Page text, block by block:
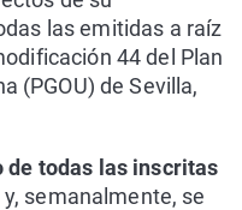
las emitidas a raíz
44 del Plan
(PGOU) de Sevilla,
de todas las inscritas
y, semanalmente, se